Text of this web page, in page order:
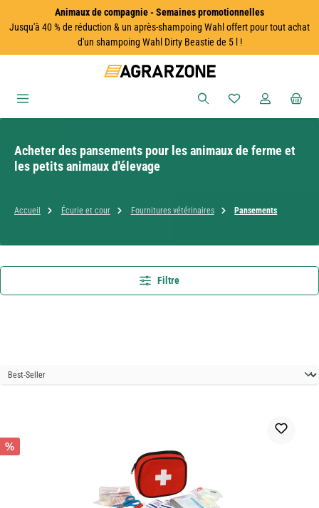
Passer au contenu principalAnimaux de compagnie - Semaines promotionnelles
Jusqu'à 40 % de réduction & un après-shampoing Wahl offert pour tout achat
d'un shampoing Wahl Dirty Beastie de 5 l !
Vous avez 0
Acheter des pansements pour les animaux de ferme et
les petits animaux d'élevage
Accueil Écurie et cour Fournitures vétérinaires Pansements
Filtre
%